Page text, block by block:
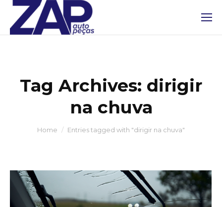
Tag Archives: dirigir
na chuva
You are here:
Home Entries tagged with "dirigir na chuva"